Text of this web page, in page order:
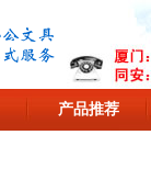
产品推荐